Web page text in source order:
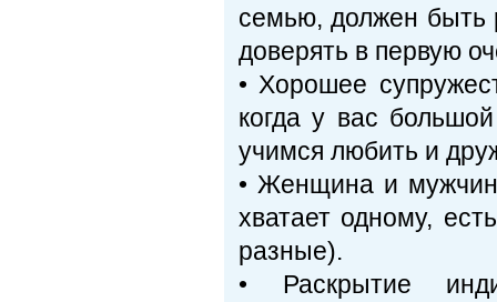
семью, должен быть
доверять в первую
• Хорошее
когда у вас
учимся любить и
• Женщина и
хватает одному,
разные).
• Раскрытие